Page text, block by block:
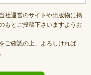
社運営のサイトや出版物に掲
もとご投稿下さいますようお
をご確認の上、よろしければ